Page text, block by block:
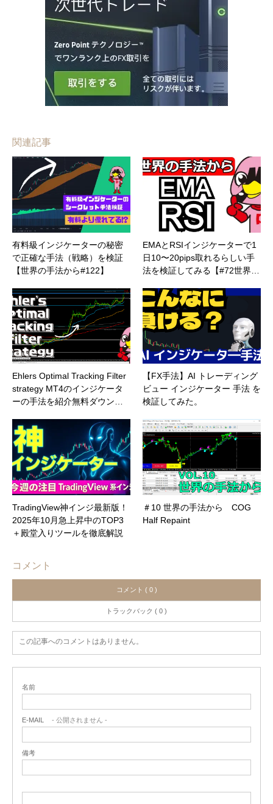
関連記事
有料級インジケーターの秘密
で正確な手法（戦略）を検証
【世界の手法から#122】
EMAとRSIインジケーターで1
日10〜20pips取れるらしい手
法を検証してみる【#72世界…
Ehlers Optimal Tracking Filter
strategy MT4のインジケータ
ーの手法を紹介無料ダウン…
【FX手法】AI トレーディング
ビュー インジケーター 手法 を
検証してみた。
TradingView神インジ最新版！
2025年10月急上昇中のTOP3
＋殿堂入りツールを徹底解説
＃10 世界の手法から COG
Half Repaint
コメント
コメント ( 0 )
トラックバック ( 0 )
この記事へのコメントはありません。
名前
E-MAIL - 公開されません -
備考